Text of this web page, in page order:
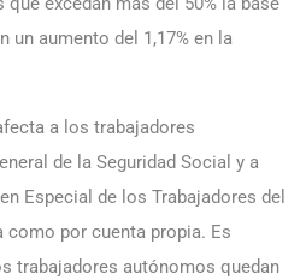
un aumento del 1,17% en la
a los trabajadores
de la Seguridad Social y a
Especial de los Trabajadores del
como por cuenta propia. Es
trabajadores autónomos quedan